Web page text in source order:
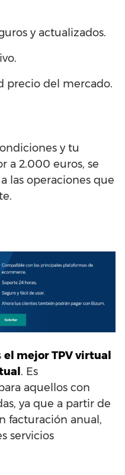
y actualizados.
precio del mercado.
y tu
a 2.000 euros, se
las operaciones que
el mejor TPV virtual
. Es
aquellos con
ya que a partir de
facturación anual,
servicios